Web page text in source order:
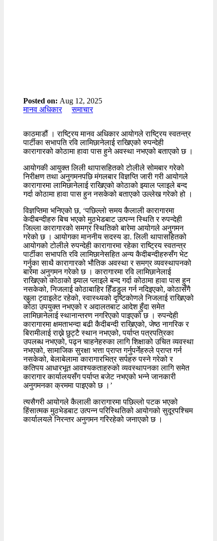
Posted on: Aug 12, 2025
मानव अधिकार
समाचार
काठमाडौं । राष्ट्रिय मानव अधिकार आयोगले राष्ट्रिय स्वतन्त्र
पार्टीका सभापति रवि लामिछानेलाई राखिएको रुपन्देही
कारागारको कोठामा हावा पास हुने अवस्था नभएको बताएको छ ।
आयोगकी आयुक्त लिली थापासहितको टोलीले सोमबार गरेको
निरीक्षण तथा अनुगमनपछि मंगलबार विज्ञप्ति जारी गरी आयोगले
कारागारमा लामिछानेलाई राखिएको कोठाको झ्याल प्लाइले बन्द
गर्दा कोठामा हावा पास हुन नसकेको बताएको उल्लेख गरेको हो ।
विज्ञप्तिमा भनिएको छ, ‘पछिल्लो समय कैलाली कारागारमा
केदीबन्दीहरु बिच भएको मुठभेडबाट उत्पन्न स्थिति र रुपन्देही
जिल्ला कारागारको समग्र स्थितिको बारेमा आयोगले अनुगमन
गरेको छ । आयोगका माननीय सदस्य डा. लिली थापासहितको
आयोगको टोलीले रुपन्देही कारागारमा रहेका राष्ट्रिय स्वतन्त्र
पार्टीका सभापति रवि लामिछानेसहित अन्य कैदीबन्दीहरुसँग भेट
गर्नुका साथै कारागारको भौतिक अवस्था र समग्र व्यवस्थापनको
बारेमा अनुगमन गरेको छ । कारागारमा रवि लामिछानेलाई
राखिएको कोठाको झ्याल प्लाइले बन्द गर्दा कोठामा हावा पास हुन
नसकेको, निजलाई कोठाबाहिर हिँडडुल गर्न नदिइएको, कोठासँगै
खुला ट्वाइलेट रहेको, स्वास्थ्यको दृष्टिकोणले निजलाई राखिएको
कोठा उपयुक्त नभएको र अदालतबाट आदेश हुँदा समेत
लामिछानेलाई स्थानान्तरण नगरिएको पाइएको छ । रुपन्देही
कारागारमा क्षमताभन्दा बढी कैदीबन्दी राखिएको, जेष्ठ नागरिक र
बिरामीलाई राख्ने छुट्टै स्थान नभएको, पर्याप्त पत्रपत्रिका
उपलब्ध नभएको, पढ्न चाहनेहरुका लागि शिक्षाको उचित व्यवस्था
नभएको, सामाजिक सुरक्षा भत्ता प्राप्त गर्नुपर्नेहरुले प्राप्त गर्न
नसकेको, बेलाबेलामा कारागारभित्र सर्पहरु पस्ने गरेको र
कतिपय आधारभूत आवश्यकताहरुको व्यवस्थापनका लागि समेत
कारागार कार्यालयसँग पर्याप्त बजेट नभएको भन्ने जानकारी
अनुगमनका क्रममा पाइएको छ ।’
त्यसैगरी आयोगले कैलाली कारागारमा पछिल्लो पटक भएको
हिंसात्मक मुठभेडबाट उत्पन्न परिस्थितिको आयोगको सुदूरपश्चिम
कार्यालयले निरन्तर अनुगमन गरिरहेको जनाएको छ ।